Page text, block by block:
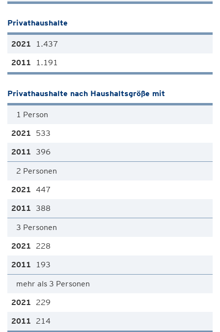
Privathaushalte
1.437
1.191
Privathaushalte nach Haushaltsgröße mit
1 Person
533
396
2 Personen
447
388
3 Personen
228
193
mehr als 3 Personen
229
214